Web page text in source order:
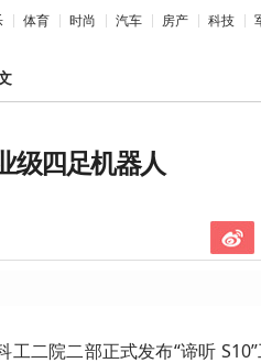
体育 时尚 汽车 房产 科技
级四足机器人
二院二部正式发布“谛听